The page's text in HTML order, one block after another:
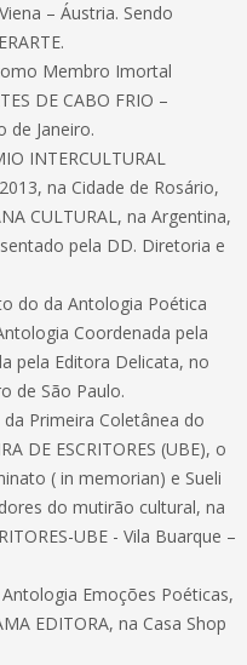
– Áustria. Sendo
Membro Imortal
DE CABO FRIO –
de Janeiro.
INTERCULTURAL
na Cidade de Rosário,
CULTURAL, na Argentina,
pela DD. Diretoria e
do da Antologia Poética
Coordenada pela
pela Editora Delicata, no
de São Paulo.
Primeira Coletânea do
DE ESCRITORES (UBE), o
( in memorian) e Sueli
do mutirão cultural, na
UBE - Vila Buarque –
Emoções Poéticas,
EDITORA, na Casa Shop